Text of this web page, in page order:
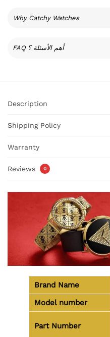
Why Catchy Watches
FAQ أهم الأسئلة ؟
Description
Shipping Policy
Warranty
Reviews 0
Brand Name
Model number
Part Number